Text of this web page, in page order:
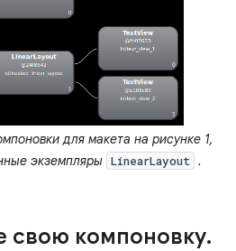
для макета на рисунке 1,
экземпляры LinearLayout .
свою компоновку.